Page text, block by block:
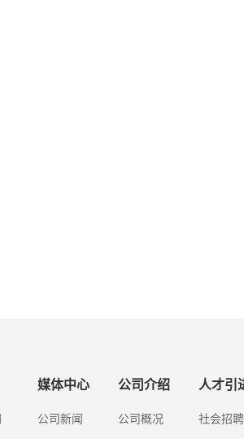
媒体中心
公司新闻
公司介绍
公司概况
人才引
社会招聘